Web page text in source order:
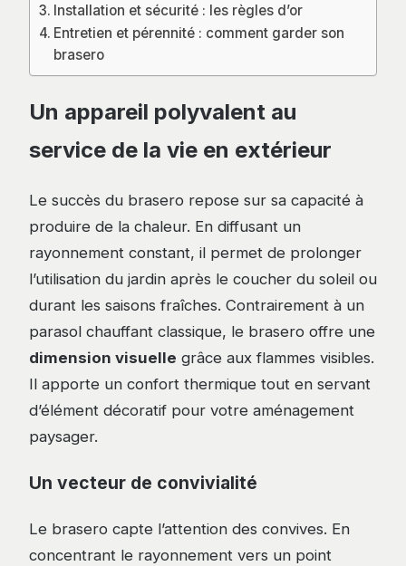
Installation et sécurité : les règles d’or
Entretien et pérennité : comment garder son
brasero
Un appareil polyvalent au
service de la vie en extérieur
Le succès du brasero repose sur sa capacité à
produire de la chaleur. En diffusant un
rayonnement constant, il permet de prolonger
l’utilisation du jardin après le coucher du soleil ou
durant les saisons fraîches. Contrairement à un
parasol chauffant classique, le brasero offre une
dimension visuelle grâce aux flammes visibles.
Il apporte un confort thermique tout en servant
d’élément décoratif pour votre aménagement
paysager.
Un vecteur de convivialité
Le brasero capte l’attention des convives. En
concentrant le rayonnement vers un point